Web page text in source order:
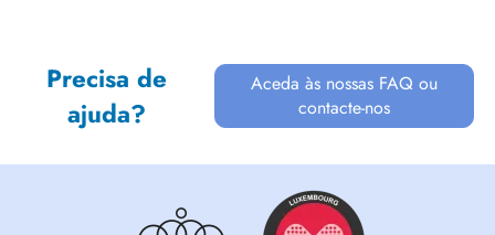
Precisa de
ajuda?
Aceda às nossas FAQ ou
contacte-nos